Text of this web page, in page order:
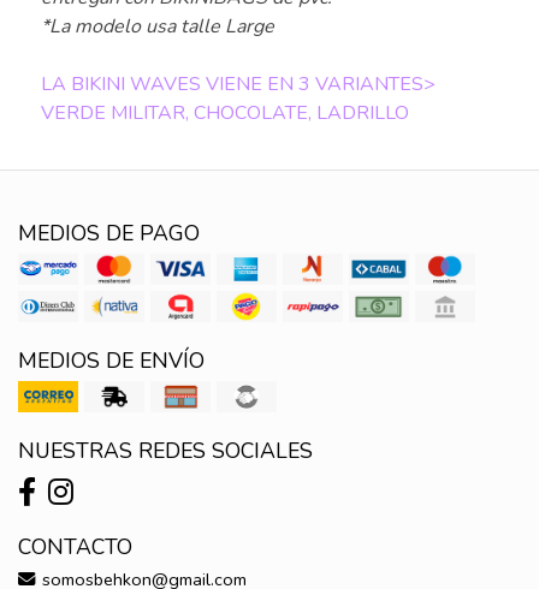
*La modelo usa talle Large
LA BIKINI WAVES VIENE EN 3 VARIANTES>
VERDE MILITAR, CHOCOLATE, LADRILLO
MEDIOS DE PAGO
MEDIOS DE ENVÍO
NUESTRAS REDES SOCIALES
CONTACTO
somosbehkon@gmail.com